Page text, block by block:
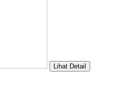
Lihat Detail